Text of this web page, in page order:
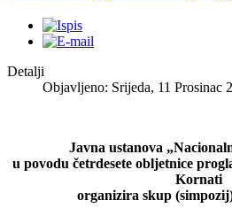
Detalji
Objavljeno: Srijeda, 11 Prosinac
Javna ustanova
u povodu četrdesete obljetnice
Kornati
organizira skup